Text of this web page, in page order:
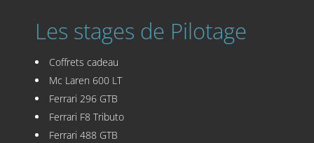
Les stages de Pilotage
Coffrets cadeau
Mc Laren 600 LT
Ferrari 296 GTB
Ferrari F8 Tributo
Ferrari 488 GTB